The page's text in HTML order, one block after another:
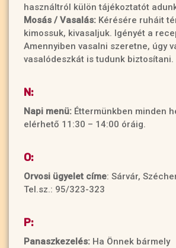
használtról külön tájékoztatót
Mosás / Vasalás: Kérésére ruháit
kimossuk, kivasaljuk. Igényét a
Amennyiben vasalni szeretne, úgy
vasalódeszkát is tudunk biztosítani.
N:
Napi menü: Éttermünkben minden
elérhető 11:30 – 14:00 óráig.
O:
Orvosi ügyelet címe: Sárvár,
Tel.sz.: 95/323-323
P:
Panaszkezelés: Ha Önnek bármely